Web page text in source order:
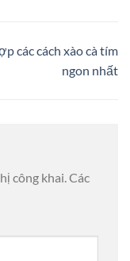
các cách xào cà tím
ngon nhất
công khai. Các